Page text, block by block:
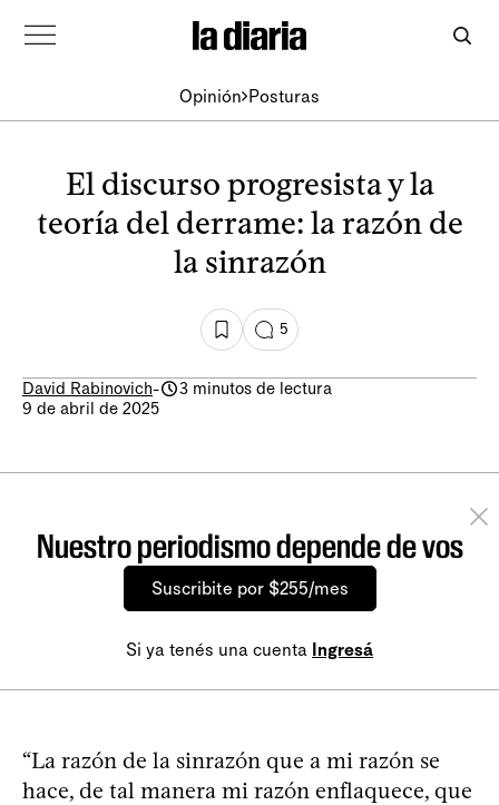
Opinión Posturas
El discurso progresista y la
teoría del derrame: la razón de
la sinrazón
5
David Rabinovich-
3 minutos de lectura
9 de abril de 2025
Nuestro periodismo depende de vos
Suscribite por $255/mes
Si ya tenés una cuenta Ingresá
“La razón de la sinrazón que a mi razón se
hace, de tal manera mi razón enflaquece, que